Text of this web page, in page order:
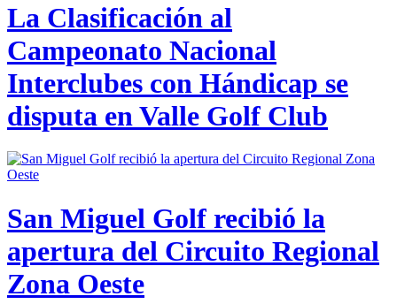
La Clasificación al
Campeonato Nacional
Interclubes con Hándicap se
disputa en Valle Golf Club
San Miguel Golf recibió la
apertura del Circuito Regional
Zona Oeste